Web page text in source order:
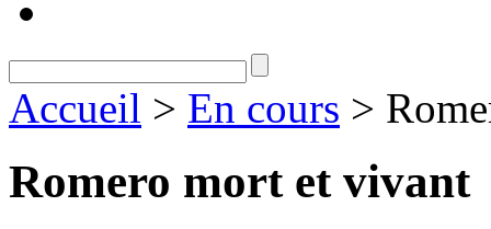
Accueil > En cours >
Romero mort et vivant